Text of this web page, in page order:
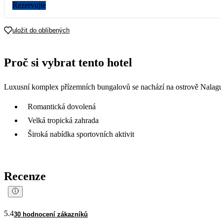
Rezervujte
uložit do oblíbených
Proč si vybrat tento hotel
Luxusní komplex přízemních bungalovů se nachází na ostrově
Romantická dovolená
Velká tropická zahrada
Široká nabídka sportovních aktivit
Recenze
5.430 hodnocení zákazníků